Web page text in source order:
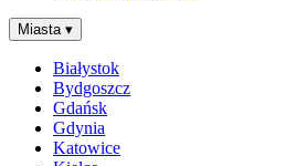
Miasta ▾
Białystok
Bydgoszcz
Gdańsk
Gdynia
Katowice